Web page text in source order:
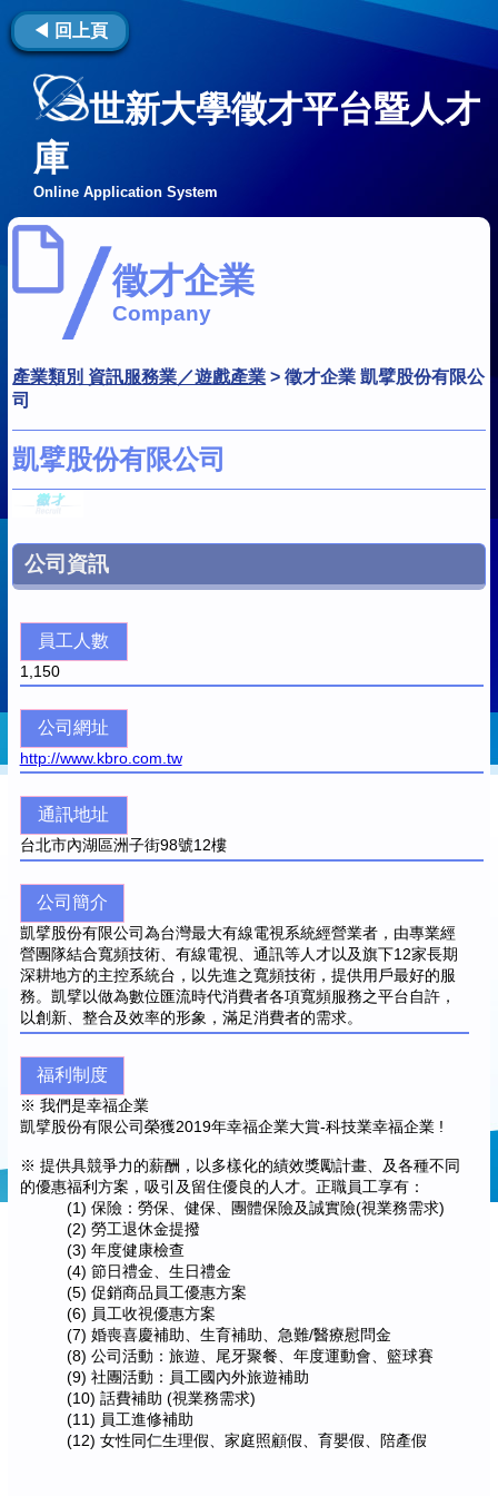
◀ 回上頁
世新大學徵才平台暨人才
庫
Online Application System
徵才企業
Company
產業類別 資訊服務業／遊戲產業 >徵才企業 凱擘股份有限公
司
凱擘股份有限公司
公司資訊
員工人數
1,150
公司網址
http://www.kbro.com.tw
通訊地址
台北市內湖區洲子街98號12樓
公司簡介
凱擘股份有限公司為台灣最大有線電視系統經營業者，由專業經
營團隊結合寬頻技術、有線電視、通訊等人才以及旗下12家長期
深耕地方的主控系統台，以先進之寬頻技術，提供用戶最好的服
務。凱擘以做為數位匯流時代消費者各項寬頻服務之平台自許，
以創新、整合及效率的形象，滿足消費者的需求。
福利制度
※ 我們是幸福企業
凱擘股份有限公司榮獲2019年幸福企業大賞-科技業幸福企業 !
※ 提供具競爭力的薪酬，以多樣化的績效獎勵計畫、及各種不同
的優惠福利方案，吸引及留住優良的人才。正職員工享有：
(1) 保險：勞保、健保、團體保險及誠實險(視業務需求)
(2) 勞工退休金提撥
(3) 年度健康檢查
(4) 節日禮金、生日禮金
(5) 促銷商品員工優惠方案
(6) 員工收視優惠方案
(7) 婚喪喜慶補助、生育補助、急難/醫療慰問金
(8) 公司活動：旅遊、尾牙聚餐、年度運動會、籃球賽
(9) 社團活動：員工國內外旅遊補助
(10) 話費補助 (視業務需求)
(11) 員工進修補助
(12) 女性同仁生理假、家庭照顧假、育嬰假、陪產假